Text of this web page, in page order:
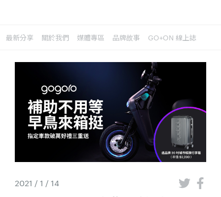
最新分享 關於我們 媒體專區 品牌故事 GO+ON 線上誌
2021 / 1 / 14